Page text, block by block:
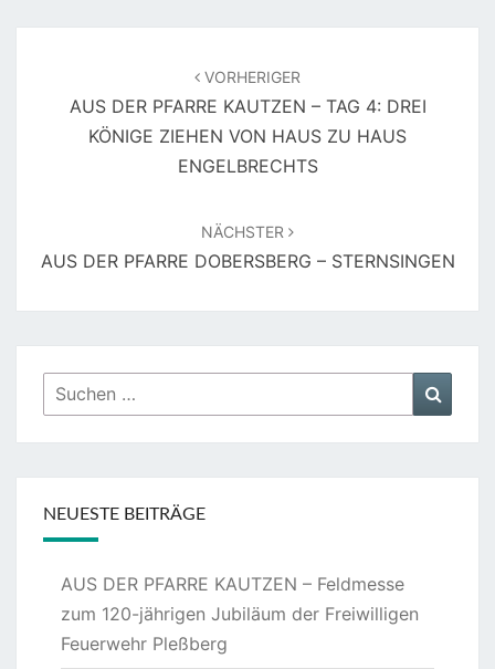
VORHERIGER
AUS DER PFARRE KAUTZEN – TAG 4: DREI
KÖNIGE ZIEHEN VON HAUS ZU HAUS
ENGELBRECHTS
NÄCHSTER
AUS DER PFARRE DOBERSBERG – STERNSINGEN
Suchen
nach:
NEUESTE BEITRÄGE
AUS DER PFARRE KAUTZEN – Feldmesse
zum 120-jährigen Jubiläum der Freiwilligen
Feuerwehr Pleßberg